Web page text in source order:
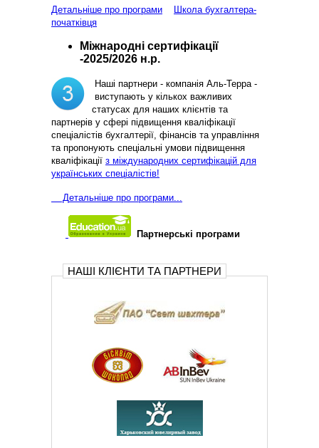
Детальніше про програми
Школа бухгалтера-
початківця
Міжнародні сертифікації
-2025/2026 н.р.
Наші партнери - компанія Аль-Терра -
виступають у кількох важливих
статусах для наших клієнтів та
партнерів у сфері підвищення кваліфікації
спеціалістів бухгалтерії, фінансів та управління
та пропонують спеціальні умови підвищення
кваліфікації з міждународних сертифікацій для
українських спеціалістів!
Детальніше про програми...
Партнерські програми
НАШІ КЛІЄНТИ ТА ПАРТНЕРИ